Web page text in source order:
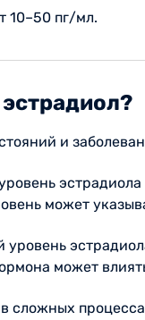
10–50 пг/мл.
и
может
может
сложных